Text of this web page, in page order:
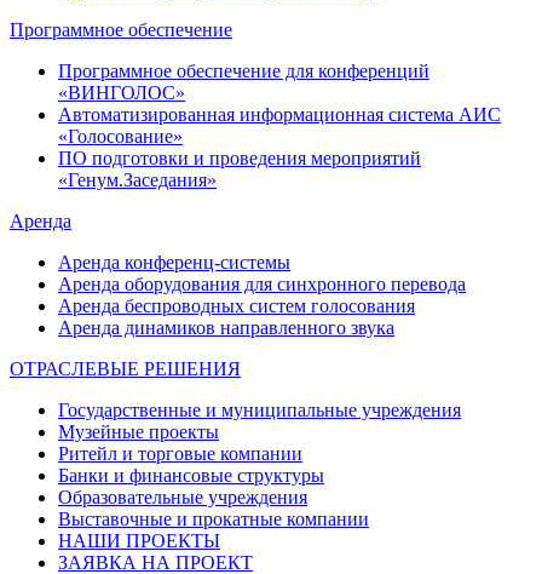
Программное обеспечение
Программное обеспечение для конференций
«ВИНГОЛОС»
Автоматизированная информационная система АИС
«Голосование»
ПО подготовки и проведения мероприятий
«Генум.Заседания»
Аренда
Аренда конференц-системы
Аренда оборудования для синхронного перевода
Аренда беспроводных систем голосования
Аренда динамиков направленного звука
ОТРАСЛЕВЫЕ РЕШЕНИЯ
Государственные и муниципальные учреждения
Музейные проекты
Ритейл и торговые компании
Банки и финансовые структуры
Образовательные учреждения
Выставочные и прокатные компании
НАШИ ПРОЕКТЫ
ЗАЯВКА НА ПРОЕКТ